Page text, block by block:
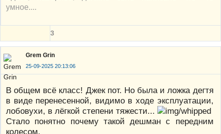
умное....
3
Grem Grin
25-09-2025 20:13:06
В общем всё класс! Джек пот. Но была и ложка дегтя
в виде перенесенной, видимо в ходе эксплуатации,
лобовухи, в лёгкой степени тяжести...
Стало понятно почему такой дешман с передним
колесом.